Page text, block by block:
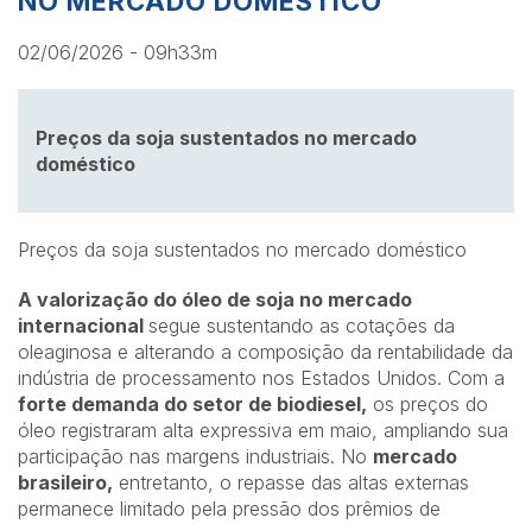
02/06/2026 - 09h33m
Preços da soja sustentados no mercado
doméstico
Preços da soja sustentados no mercado doméstico
A valorização do óleo de soja no mercado
internacional segue sustentando as cotações da
oleaginosa e alterando a composição da rentabilidade da
indústria de processamento nos Estados Unidos. Com a
forte demanda do setor de biodiesel, os preços do
óleo registraram alta expressiva em maio, ampliando sua
participação nas margens industriais. No mercado
brasileiro, entretanto, o repasse das altas externas
permanece limitado pela pressão dos prêmios de